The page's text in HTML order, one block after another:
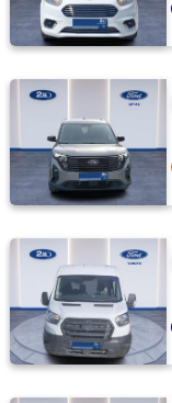
LANCIA
MAN
BENZ
MITSUBISHI
MOTORSIKLET
NISSAN
OPEL
PEUGEOT
RENAULT
SEAT